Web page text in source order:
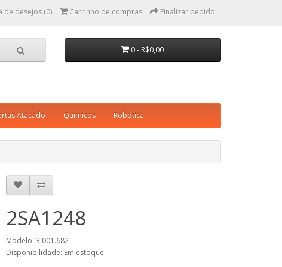
de desejos (0) Carrinho de compras Finalizar pedido
0 - R$0,00
Atacado Quimicos Robótica
2SA1248
Modelo: 3.001.682
Disponibilidade: Em estoque